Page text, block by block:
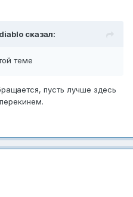
сказал:
теме
пусть лучше здесь